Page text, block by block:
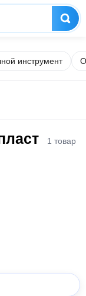
инструмент
1 товар